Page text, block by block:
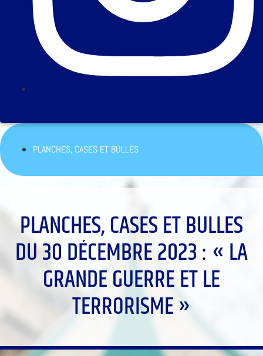
PLANCHES, CASES ET BULLES
PLANCHES, CASES ET BULLES
DU 30 DÉCEMBRE 2023 : « LA
GRANDE GUERRE ET LE
TERRORISME »